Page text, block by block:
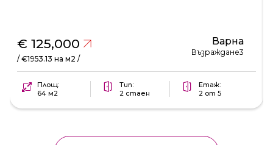
€ 125,000
/ €1953.13 на м2 /
Варна
Възраждане3
Площ:
64 м2
Тип:
2 стаен
Етаж:
2 от 5